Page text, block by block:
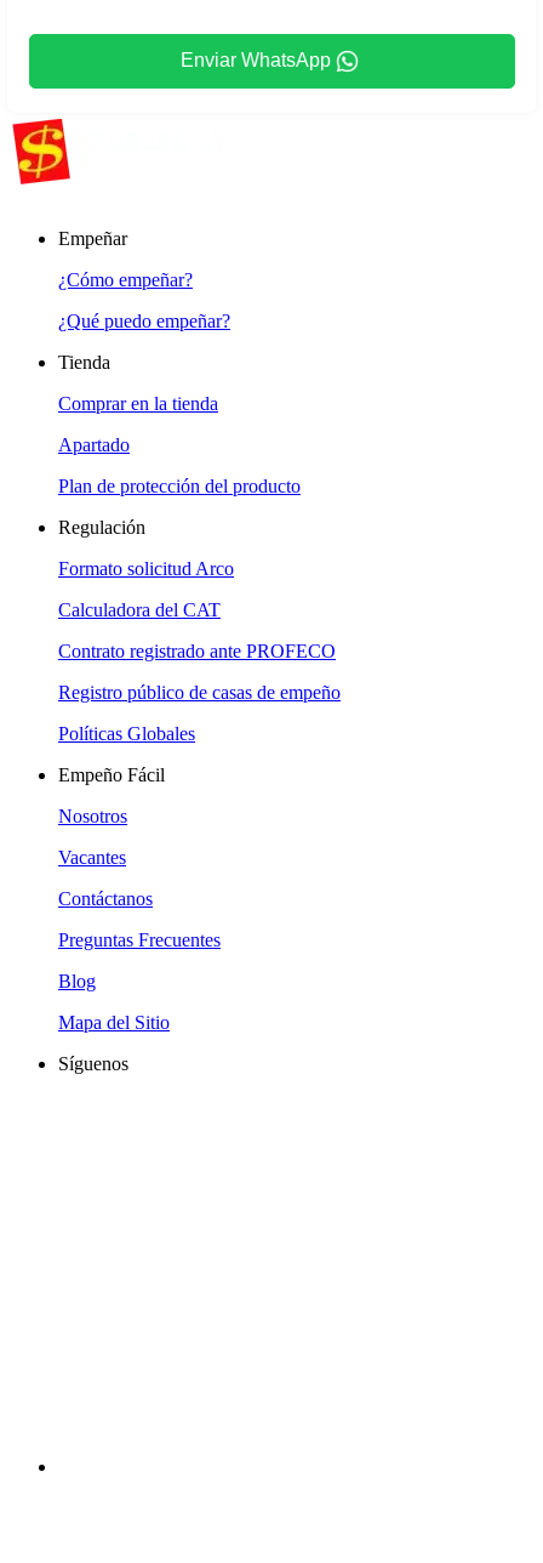
Enviar WhatsApp
Empeñar
¿Cómo empeñar?
¿Qué puedo empeñar?
Tienda
Comprar en la tienda
Apartado
Plan de protección del producto
Regulación
Formato solicitud Arco
Calculadora del CAT
Contrato registrado ante PROFECO
Registro público de casas de empeño
Políticas Globales
Empeño Fácil
Nosotros
Vacantes
Contáctanos
Preguntas Frecuentes
Blog
Mapa del Sitio
Síguenos